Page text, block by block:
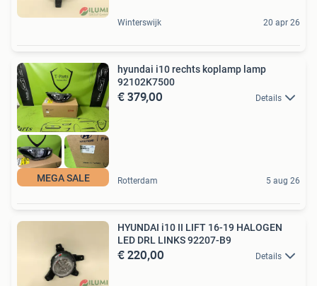
Winterswijk 20 apr 26
MEGA SALE
hyundai i10 rechts koplamp lamp
92102K7500
€ 379,00 Details
Rotterdam 5 aug 26
HYUNDAI i10 II LIFT 16-19 HALOGEN
LED DRL LINKS 92207-B9
€ 220,00 Details